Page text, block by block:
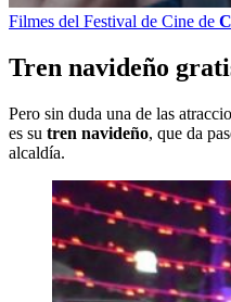
Filmes del Festival de Cine de
Tren navideño
Pero sin duda una de las
es su tren navideño, que da
alcaldía.